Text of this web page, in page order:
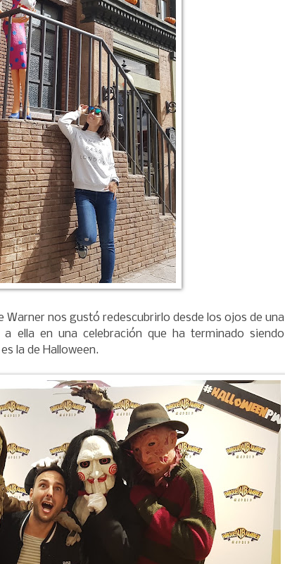
Warner nos gustó redescubrirlo desde los ojos de una
ella en una celebración que ha terminado siendo
la de Halloween.